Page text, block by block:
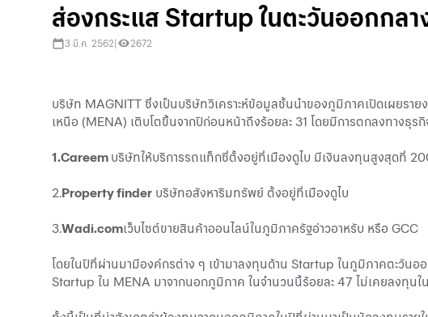
ส่องกระแส Startup ในตะวันออกกลา
3 มี.ค. 2562| 2672
บริษัท MAGNITT ซึ่งเป็นบริษัทวิเคราะห์ข้อมูลชั้นนําของภูมิภาคเปิดเผยรา
เหนือ (MENA) เติบโตขึ้นจากปีก่อนหน้าถึงร้อยละ 31 โดยมีการตกลงทาง
1.Careem บริษัทให้บริการรถแท็กซี่ตั้งอยู่ที่เมืองดูไบ มีเงินลงทุนสูงสุดที่
2.Property finder บริษัทอสังหาริมทรัพย์ ตั้งอยู่ที่เมืองดูไบ
3.Wadi.comเว็บไซต์ขายสินค้าออนไลน์ในภูมิภาครัฐอ่าวอาหรับ หรือ GCC
โดยในปีที่ผ่านมามีองค์กรต่าง ๆ เข้ามาลงทุนด้าน Startup ในภูมิภาคตะวันอ
Startup ใน MENA มาจากนอกภูมิภาค ในจํานวนนี้ร้อยละ 47 ไม่เคยลงทุน